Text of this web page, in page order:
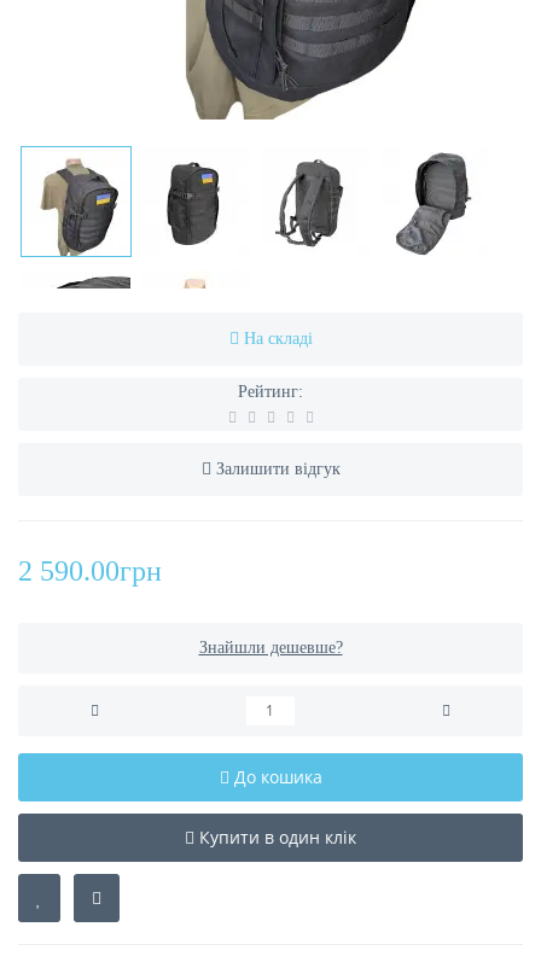
На складі
Рейтинг:
Залишити відгук
2 590.00грн
Знайшли дешевше?
До кошика
Купити в один клік